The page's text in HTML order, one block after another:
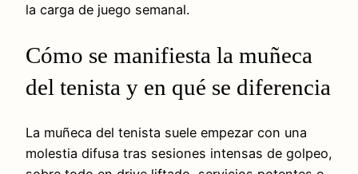
la carga de juego semanal.
Cómo se manifiesta la muñeca
del tenista y en qué se diferencia
La muñeca del tenista suele empezar con una
molestia difusa tras sesiones intensas de golpeo,